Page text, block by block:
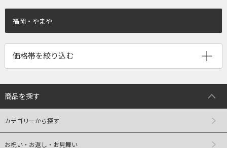
福岡・やまや
商品を探す
カテゴリーから探す
お祝い・お返し・お見舞い